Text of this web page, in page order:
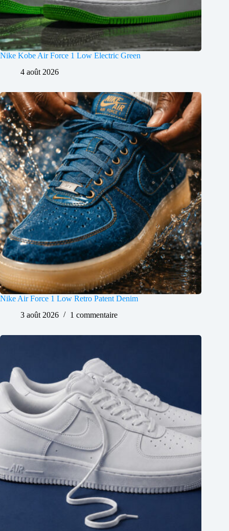
Nike Kobe Air Force 1 Low Electric Green
4 août 2026
Nike Air Force 1 Low Retro Patent Denim
3 août 2026
1 commentaire